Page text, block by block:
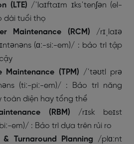
(LTE) /ˈlaɪftaɪm ɪksˈtenʃən (el-
dài tuổi thọ
Maintenance (RCM) /rɪˌlaɪə
(ɑː-siː-em)/ : bảo trì tập
Maintenance (TPM) /ˈtəʊtl prə
(tiː-piː-em)/ : Bảo trì năng
toàn diện hay tổng thể
(RBM) /rɪsk beɪst
biː-em)/ : Bảo trì dựa trên rủi ro
& Turnaround Planning /plɑːnt